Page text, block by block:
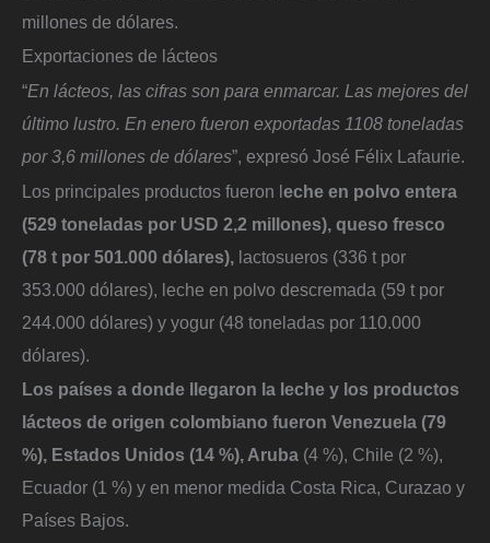
millones de dólares.
Exportaciones de lácteos
“En lácteos, las cifras son para enmarcar. Las mejores del
último lustro. En enero fueron exportadas 1108 toneladas
por 3,6 millones de dólares”, expresó José Félix Lafaurie.
Los principales productos fueron leche en polvo entera
(529 toneladas por USD 2,2 millones), queso fresco
(78 t por 501.000 dólares), lactosueros (336 t por
353.000 dólares), leche en polvo descremada (59 t por
244.000 dólares) y yogur (48 toneladas por 110.000
dólares).
Los países a donde llegaron la leche y los productos
lácteos de origen colombiano fueron Venezuela (79
%), Estados Unidos (14 %), Aruba (4 %), Chile (2 %),
Ecuador (1 %) y en menor medida Costa Rica, Curazao y
Países Bajos.